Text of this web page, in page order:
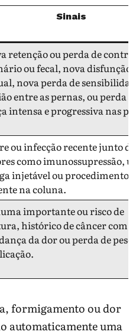
Sinais
retenção ou perda de
ou fecal, nova disfunção
nova perda de
entre as pernas, ou perda
intensa e progressiva nas
ou infecção recente junto de
como imunossupressão,
injetável ou procedimento
na coluna.
importante ou risco de
histórico de câncer com
da dor ou perda de peso
formigamento ou dor
automaticamente uma